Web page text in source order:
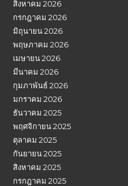
สิงหาคม 2026
กรกฎาคม 2026
มิถุนายน 2026
พฤษภาคม 2026
เมษายน 2026
มีนาคม 2026
กุมภาพันธ์ 2026
มกราคม 2026
ธันวาคม 2025
พฤศจิกายน 2025
ตุลาคม 2025
กันยายน 2025
สิงหาคม 2025
กรกฎาคม 2025